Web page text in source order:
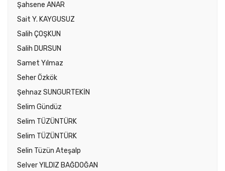
Şahsene ANAR
Sait Y. KAYGUSUZ
Salih ÇOŞKUN
Salih DURSUN
Samet Yılmaz
Seher Özkök
Şehnaz SUNGURTEKİN
Selim Gündüz
Selim TÜZÜNTÜRK
Selim TÜZÜNTÜRK
Selin Tüzün Ateşalp
Selver YILDIZ BAĞDOĞAN